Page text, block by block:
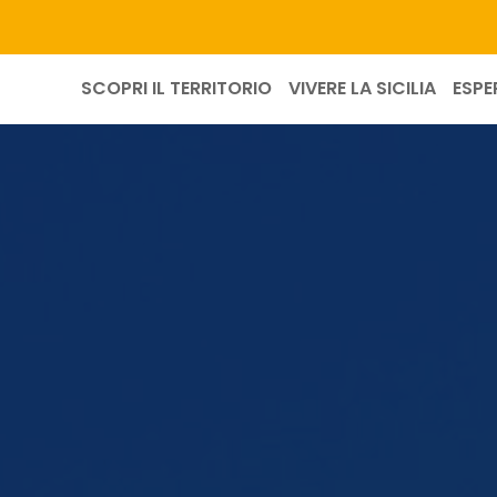
SCOPRI IL TERRITORIO VIVERE LA SICILIA